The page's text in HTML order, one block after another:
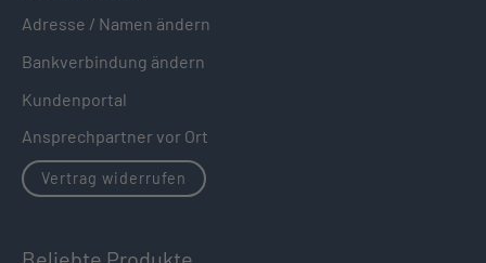
Adresse / Namen ändern
Bankverbindung ändern
Kundenportal
Ansprechpartner vor Ort
Vertrag widerrufen